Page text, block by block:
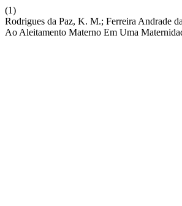
(1)
Rodrigues da Paz, K. M.; Ferreira Andrade
Ao Aleitamento Materno Em Uma